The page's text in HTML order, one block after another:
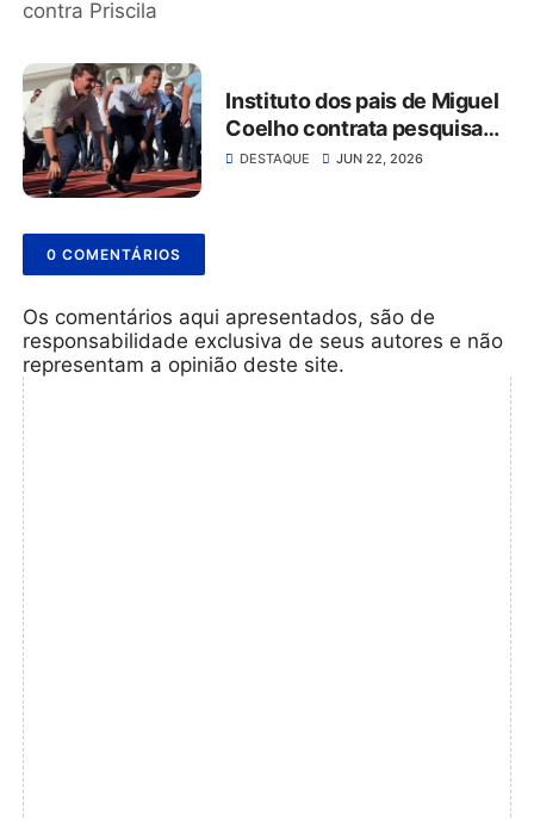
Instituto dos pais de Miguel
Coelho contrata pesquisa
para governador e senador
DESTAQUE JUN 22, 2026
0 COMENTÁRIOS
Os comentários aqui apresentados, são de
responsabilidade exclusiva de seus autores e não
representam a opinião deste site.